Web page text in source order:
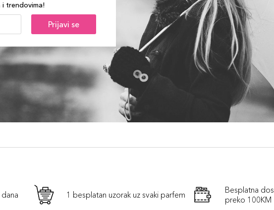
i trendovima!
Prijavi se
1 besplatan uzorak uz svaki parfem
Besplatna
preko 100KM